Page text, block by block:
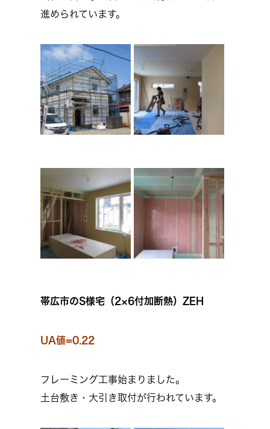
進められています。
帯広市のS様宅（2×6付加断熱）ZEH
UA値=0.22
フレーミング工事始まりました。
土台敷き・大引き取付が行われています。